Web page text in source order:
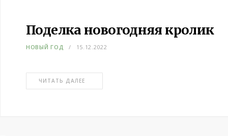
Поделка новогодняя кролик
НОВЫЙ ГОД 15.12.2022
ЧИТАТЬ ДАЛЕЕ